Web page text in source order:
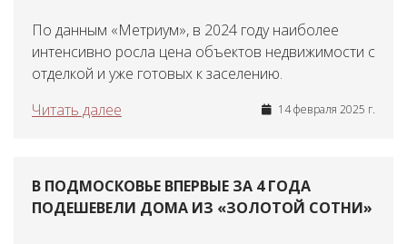
По данным «Метриум», в 2024 году наиболее
интенсивно росла цена объектов недвижимости с
отделкой и уже готовых к заселению.
Читать далее
14 февраля 2025 г.
В ПОДМОСКОВЬЕ ВПЕРВЫЕ ЗА 4 ГОДА
ПОДЕШЕВЕЛИ ДОМА ИЗ «ЗОЛОТОЙ СОТНИ»